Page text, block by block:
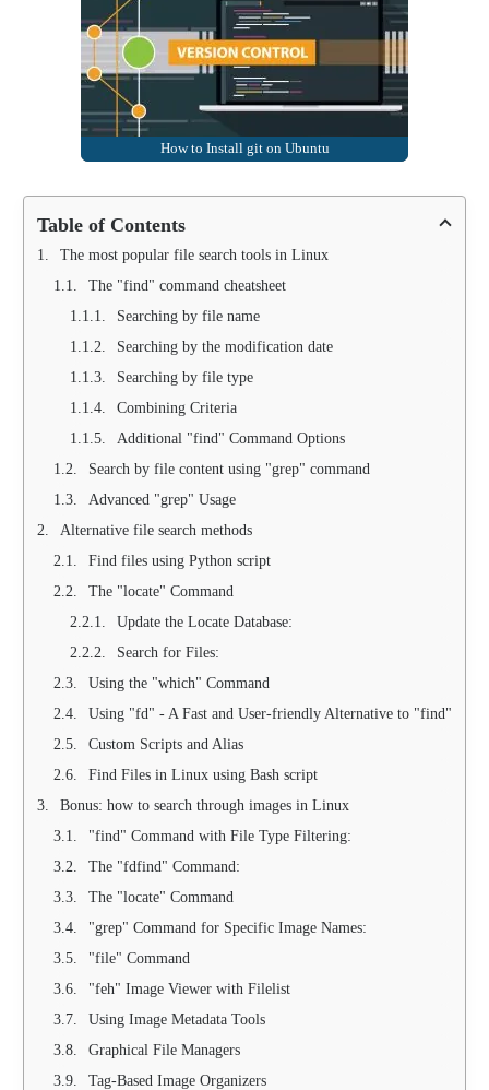
How to Install git on Ubuntu
Table of Contents
The most popular file search tools in Linux
The "find" command cheatsheet
Searching by file name
Searching by the modification date
Searching by file type
Combining Criteria
Additional "find" Command Options
Search by file content using "grep" command
Advanced "grep" Usage
Alternative file search methods
Find files using Python script
The "locate" Command
Update the Locate Database:
Search for Files:
Using the "which" Command
Using "fd" - A Fast and User-friendly Alternative to "find"
Custom Scripts and Alias
Find Files in Linux using Bash script
Bonus: how to search through images in Linux
"find" Command with File Type Filtering:
The "fdfind" Command:
The "locate" Command
"grep" Command for Specific Image Names:
"file" Command
"feh" Image Viewer with Filelist
Using Image Metadata Tools
Graphical File Managers
Tag-Based Image Organizers